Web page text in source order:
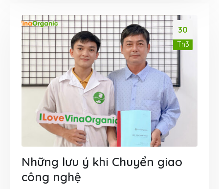
30
Th3
Những lưu ý khi Chuyển giao
công nghệ